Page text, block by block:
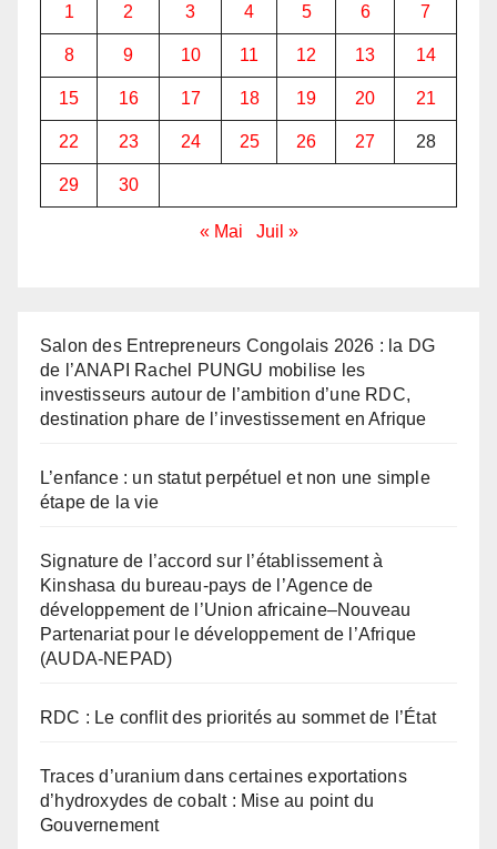
1 2 3 4 5 6 7
8 9 10 11 12 13 14
15 16 17 18 19 20 21
22 23 24 25 26 27 28
29 30
« Mai Juil »
Salon des Entrepreneurs Congolais 2026 : la DG
de l’ANAPI Rachel PUNGU mobilise les
investisseurs autour de l’ambition d’une RDC,
destination phare de l’investissement en Afrique
L’enfance : un statut perpétuel et non une simple
étape de la vie
Signature de l’accord sur l’établissement à
Kinshasa du bureau-pays de l’Agence de
développement de l’Union africaine–Nouveau
Partenariat pour le développement de l’Afrique
(AUDA-NEPAD)
RDC : Le conflit des priorités au sommet de l’État
Traces d’uranium dans certaines exportations
d’hydroxydes de cobalt : Mise au point du
Gouvernement